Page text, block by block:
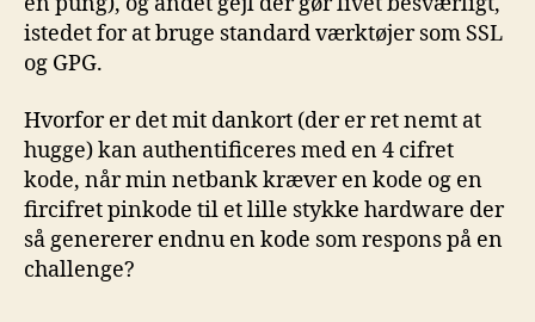
istedet for at bruge standard værktøjer som SSL
og GPG.
Hvorfor er det mit dankort (der er ret nemt at
hugge) kan authentificeres med en 4 cifret
kode, når min netbank kræver en kode og en
fircifret pinkode til et lille stykke hardware der
så genererer endnu en kode som respons på en
challenge?